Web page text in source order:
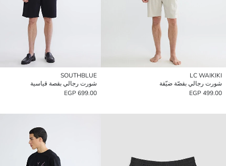
LC WAIKIKI
شورت رجالي بقصّة ضيّقة
499.00 EGP
SOUTHBLUE
شورت رجالي بقصة قياسية
699.00 EGP